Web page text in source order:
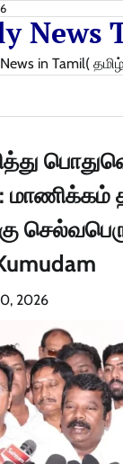
News
News in Tamil(
மாணிக்கம்
2026